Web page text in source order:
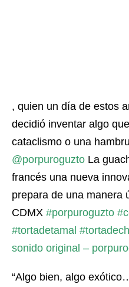
, quien un día de estos
decidió inventar algo
cataclismo o una
@porpuroguzto La
francés una nueva
prepara de una manera
CDMX #porpuroguzto
#tortadetamal
sonido original –
“Algo bien, algo